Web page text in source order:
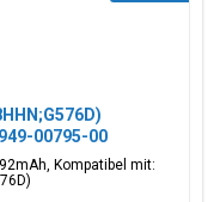
00795-00
Kompatibel mit: